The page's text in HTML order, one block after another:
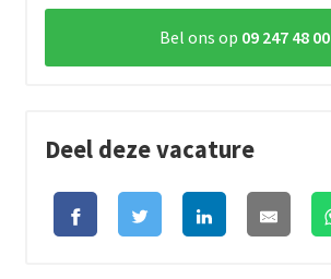
Bel ons op 09 247 48 00
Deel deze vacature